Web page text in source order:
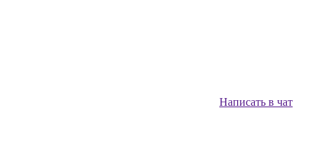
Написать в чат